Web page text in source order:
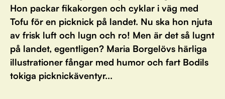
Hon packar fikakorgen och cyklar i väg med
Tofu för en picknick på landet. Nu ska hon njuta
av frisk luft och lugn och ro! Men är det så lugnt
på landet, egentligen? Maria Borgelövs härliga
illustrationer fångar med humor och fart Bodils
tokiga picknickäventyr...